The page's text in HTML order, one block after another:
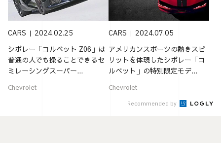
CARS 2024.02.25
シボレー「コルベット Z06」は
普通の人でも操ることできるセ
ミレーシングスーパー...
Chevrolet
CARS 2024.07.05
アメリカンスポーツの熱きスピ
リットを体現したシボレー「コ
ルベット」の特別限定モデ...
Chevrolet
Recommended by